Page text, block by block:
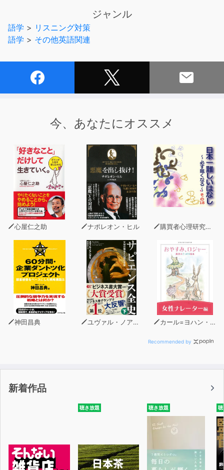
人者「村田尚司」の「音」で
より深みのある日本民話英語朗読集になりました。
是非、日本古来の民話の「語り」をネイティブな英語でご
sound.jp/SABRINA/minwa
本作の様式美をより際立たせています。
ジャンル
語学 > リスニング対策
語学 > その他英語関連
今、あなたにオススメ
心屋仁之助 ナポレオン・ヒル 購買者心理研究所 株式会社モデンナ 顧問 青木幹和
神田昌典 ユヴァル・ノア・ハラリ カール=ヨハン・エリーン
Recommended by
新着作品
聴き放題 聴き放題 聴